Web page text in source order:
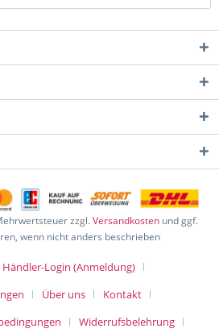
zzgl.Versandkosten und ggf.
wenn nicht anders beschrieben
Händler-Login (Anmeldung)
Über uns
Kontakt
Widerrufsbelehrung